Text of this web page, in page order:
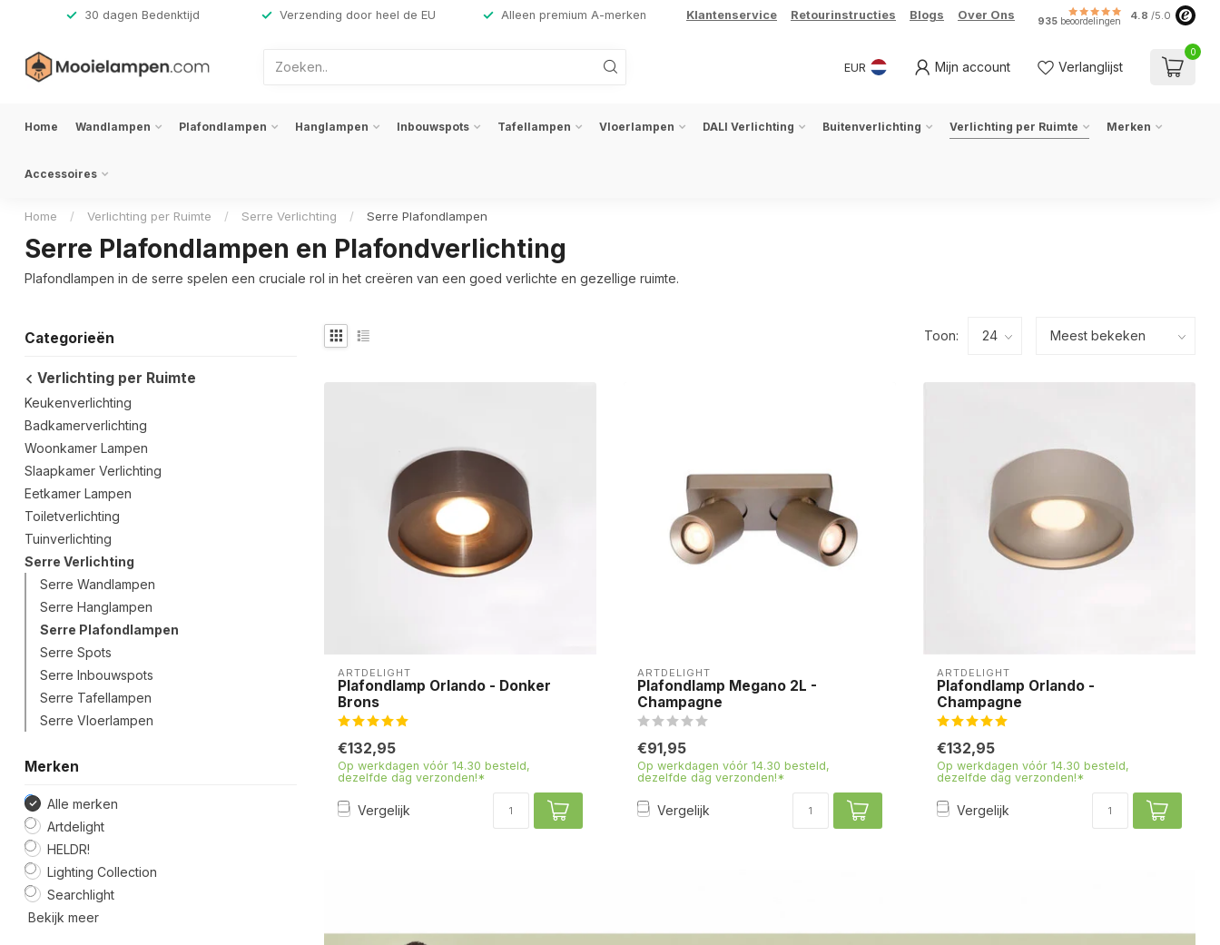
30 dagen Bedenktijd Verzending door heel de EU Alleen premium A-merken Klantenservice Retourinstructies Blogs Over Ons 935 beoordelingen 4.8 /5.0
EUR Mijn account Verlanglijst
0
Home Wandlampen Plafondlampen Hanglampen Inbouwspots Tafellampen Vloerlampen DALI Verlichting Buitenverlichting Verlichting per Ruimte Merken
Accessoires
Home / Verlichting per Ruimte / Serre Verlichting / Serre Plafondlampen
Serre Plafondlampen en Plafondverlichting
Plafondlampen in de serre spelen een cruciale rol in het creëren van een goed verlichte en gezellige ruimte.
Categorieën
Verlichting per Ruimte
Keukenverlichting
Badkamerverlichting
Woonkamer Lampen
Slaapkamer Verlichting
Eetkamer Lampen
Toiletverlichting
Tuinverlichting
Serre Verlichting
Serre Wandlampen
Serre Hanglampen
Serre Plafondlampen
Serre Spots
Serre Inbouwspots
Serre Tafellampen
Serre Vloerlampen
Merken
Alle merken
Artdelight
HELDR!
Lighting Collection
Searchlight
Bekijk meer
Toon:
ARTDELIGHT
Plafondlamp Orlando - Donker
Brons
€132,95
Op werkdagen vóór 14.30 besteld,
dezelfde dag verzonden!*
Vergelijk
ARTDELIGHT
Plafondlamp Megano 2L -
Champagne
€91,95
Op werkdagen vóór 14.30 besteld,
dezelfde dag verzonden!*
Vergelijk
ARTDELIGHT
Plafondlamp Orlando -
Champagne
€132,95
Op werkdagen vóór 14.30 besteld,
dezelfde dag verzonden!*
Vergelijk